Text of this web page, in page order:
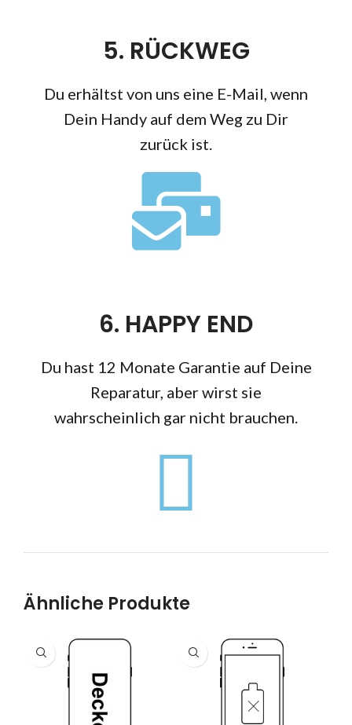
5. RÜCKWEG
Du erhältst von uns eine E-Mail, wenn
Dein Handy auf dem Weg zu Dir
zurück ist.
6. HAPPY END
Du hast 12 Monate Garantie auf Deine
Reparatur, aber wirst sie
wahrscheinlich gar nicht brauchen.
Ähnliche Produkte